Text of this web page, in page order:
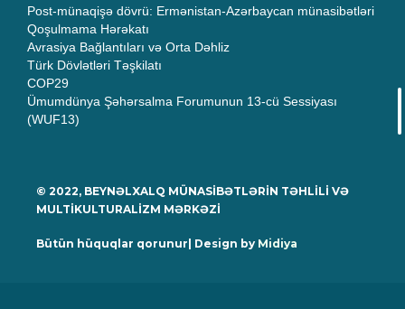
Post-münaqişə dövrü: Ermənistan-Azərbaycan münasibətləri
Qoşulmama Hərəkatı
Avrasiya Bağlantıları və Orta Dəhliz
Türk Dövlətləri Təşkilatı
COP29
Ümumdünya Şəhərsalma Forumunun 13-cü Sessiyası
(WUF13)
© 2022, BEYNƏLXALQ MÜNASİBƏTLƏRİN TƏHLİLİ VƏ
MULTİKULTURALİZM MƏRKƏZİ
Bütün hüquqlar qorunur| Design by Midiya